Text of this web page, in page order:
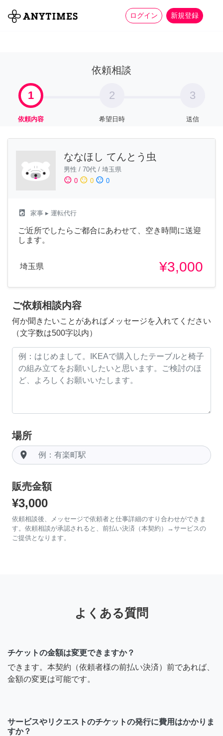
ログイン 新規登録
全て 家事 more_horiz
依頼相談
1
依頼内容
2
希望日時
3
送信
ななほし てんとう虫
男性 / 70代 / 埼玉県
sentiment_satisfied 0 sentiment_neutral 0 sentiment_dissatisfied 0
local_laundry_service 家事 ▸ 運転代行
ご近所でしたらご都合にあわせて、空き時間に送迎
します。
埼玉県 ¥3,000
ご依頼相談内容
何か聞きたいことがあればメッセージを入れてください
（文字数は500字以内）
場所
room
販売金額
¥3,000
依頼相談後、メッセージで依頼者と仕事詳細のすり合わせができま
す。依頼相談が承認されると、前払い決済（本契約）→サービスの
ご提供となります。
よくある質問
チケットの金額は変更できますか？
できます。本契約（依頼者様の前払い決済）前であれば、
金額の変更は可能です。
サービスやリクエストのチケットの発行に費用はかかりま
すか？